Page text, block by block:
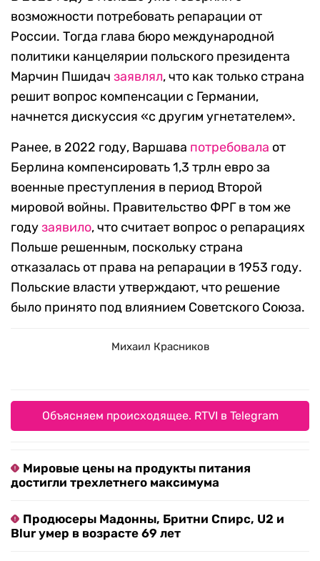
возможности потребовать репарации от
России. Тогда глава бюро международной
политики канцелярии польского президента
Марчин Пшидач заявлял, что как только страна
решит вопрос компенсации с Германии,
начнется дискуссия «с другим угнетателем».
Ранее, в 2022 году, Варшава потребовала от
Берлина компенсировать 1,3 трлн евро за
военные преступления в период Второй
мировой войны. Правительство ФРГ в том же
годузаявило, что считает вопрос о репарациях
Польше решенным, поскольку страна
отказалась от права на репарации в 1953 году.
Польские власти утверждают, что решение
было принято под влиянием Советского Союза.
Михаил Красников
Объясняем происходящее. RTVI в Telegram
Мировые цены на продукты питания
достигли трехлетнего максимума
Продюсеры Мадонны, Бритни Спирс, U2 и
Blur умер в возрасте 69 лет